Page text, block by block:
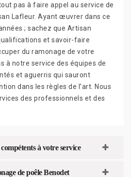
pas à faire appel au service de
Lafleur. Ayant œuvrer dans ce
; sachez que Artisan
et savoir-faire
du ramonage de votre
à notre service des équipes de
et aguerris qui sauront
dans les règles de l’art. Nous
des professionnels et des
à votre service
de poêle Benodet